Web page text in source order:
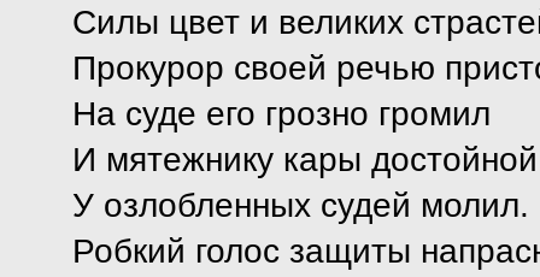
Силы цвет и великих
Прокурор своей речью
На суде его грозно громил
И мятежнику кары достойной
У озлобленных судей молил.
Робкий голос защиты